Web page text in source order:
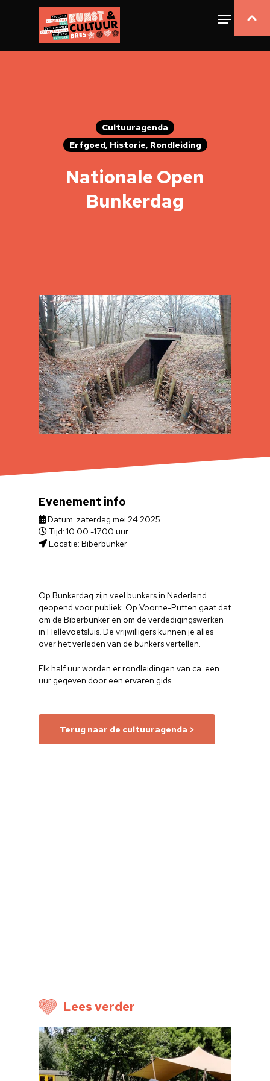
Cultuuragenda
Erfgoed, Historie, Rondleiding
Nationale Open
Bunkerdag
Op Bunkerdag zijn veel bunkers in Nederland
geopend voor publiek. Op Voorne-Putten gaat dat
om de Biberbunker en om de verdedigingswerken
in Hellevoetsluis. De vrijwilligers kunnen je alles
over het verleden van de bunkers vertellen.
Elk half uur worden er rondleidingen van ca. een
uur gegeven door een ervaren gids.
Terug naar de cultuuragenda >
Evenement info
Datum: zaterdag mei 24 2025
Tijd: 10.00 -17.00 uur
Locatie: Biberbunker
Lees verder
Voor
Cultuur op school